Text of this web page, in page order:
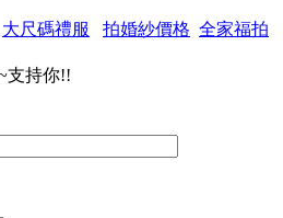
大尺碼禮服 拍婚紗價格 全家福拍
支持你!!